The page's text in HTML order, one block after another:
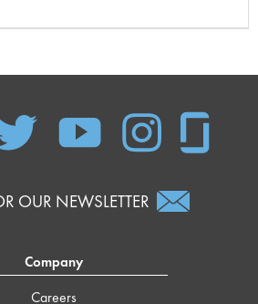
OUR NEWSLETTER
Company
Careers